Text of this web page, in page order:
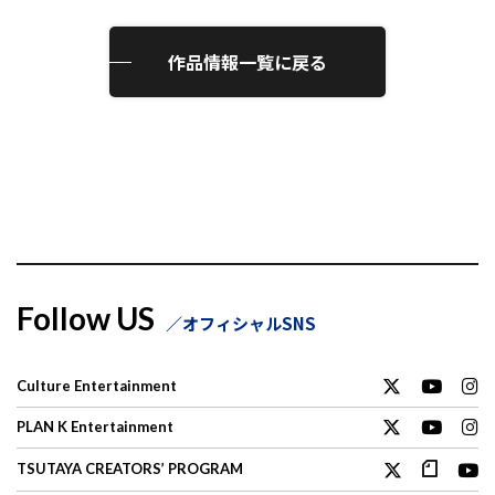
作品情報一覧に戻る
Follow US オフィシャルSNS
Culture Entertainment
PLAN K Entertainment
TSUTAYA CREATORS’ PROGRAM